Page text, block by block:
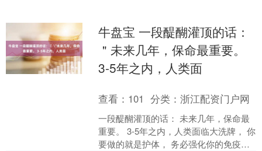
牛盘宝 一段醍醐灌顶的话： ​
＂未来几年，保命最重要。
3-5年之内，人类面
查看： 101 分类：浙江配资门户网
一段醍醐灌顶的话： ​未来几年，保命最
重要。 3-5年之内，人类面临大洗牌， 你
要做的就是护体， 务必强化你的免疫系